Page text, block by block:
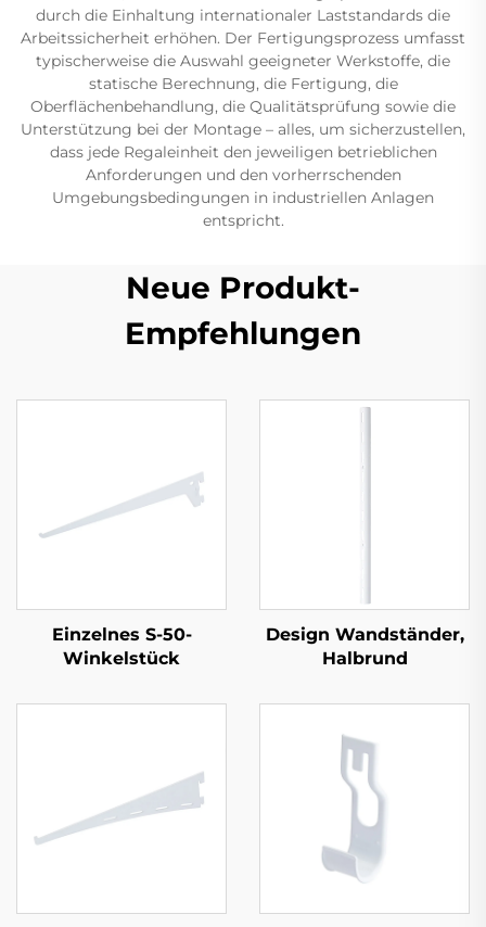
durch die Einhaltung internationaler Laststandards die
Arbeitssicherheit erhöhen. Der Fertigungsprozess umfasst
typischerweise die Auswahl geeigneter Werkstoffe, die
statische Berechnung, die Fertigung, die
Oberflächenbehandlung, die Qualitätsprüfung sowie die
Unterstützung bei der Montage – alles, um sicherzustellen,
dass jede Regaleinheit den jeweiligen betrieblichen
Anforderungen und den vorherrschenden
Umgebungsbedingungen in industriellen Anlagen
entspricht.
Neue Produkt-
Empfehlungen
Einzelnes S-50-
Winkelstück
Design Wandständer,
Halbrund